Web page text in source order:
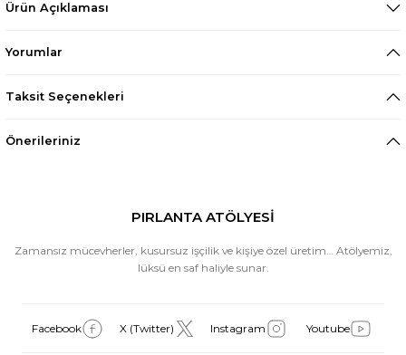
Ürün Açıklaması
Yorumlar
Taksit Seçenekleri
Önerileriniz
PIRLANTA ATÖLYESİ
Zamansız mücevherler, kusursuz işçilik ve kişiye özel üretim… Atölyemiz,
lüksü en saf haliyle sunar.
Facebook X (Twitter) Instagram Youtube